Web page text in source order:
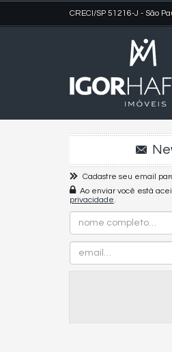
CRECI/SP 51216-J - São
Cadastre seu email
Ao enviar você está
privacidade.
Completo